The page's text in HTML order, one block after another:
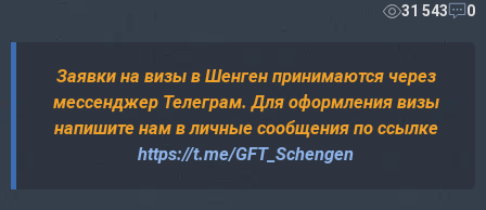
31 543 0
Заявки на визы в Шенген принимаются через
мессенджер Телеграм. Для оформления визы
напишите нам в личные сообщения по ссылке
https://t.me/GFT_Schengen